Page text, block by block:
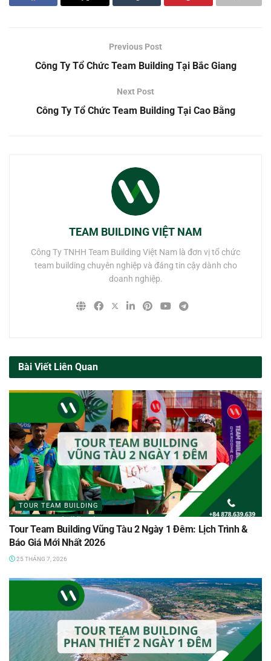
Previous Post
Công Ty Tổ Chức Team Building Tại Bắc Giang
Next Post
Công Ty Tổ Chức Team Building Tại Cao Bằng
TEAM BUILDING VIỆT NAM
Công Ty TNHH Team Building Việt Nam là đơn vị tổ chức
team building chuyên nghiệp và đáng tin cậy dành cho
doanh nghiệp.
Bài Viết Liên Quan
TOUR TEAM BUILDING
Tour Team Building Vũng Tàu 2 Ngày 1 Đêm: Lịch Trình &
Báo Giá Mới Nhất 2026
25 THÁNG 7, 2026